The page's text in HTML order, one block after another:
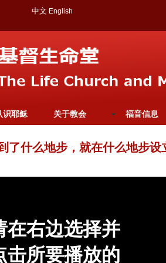
中文 English
识耶稣 关于教会 福音信息
了什么地步，就在什么地步设